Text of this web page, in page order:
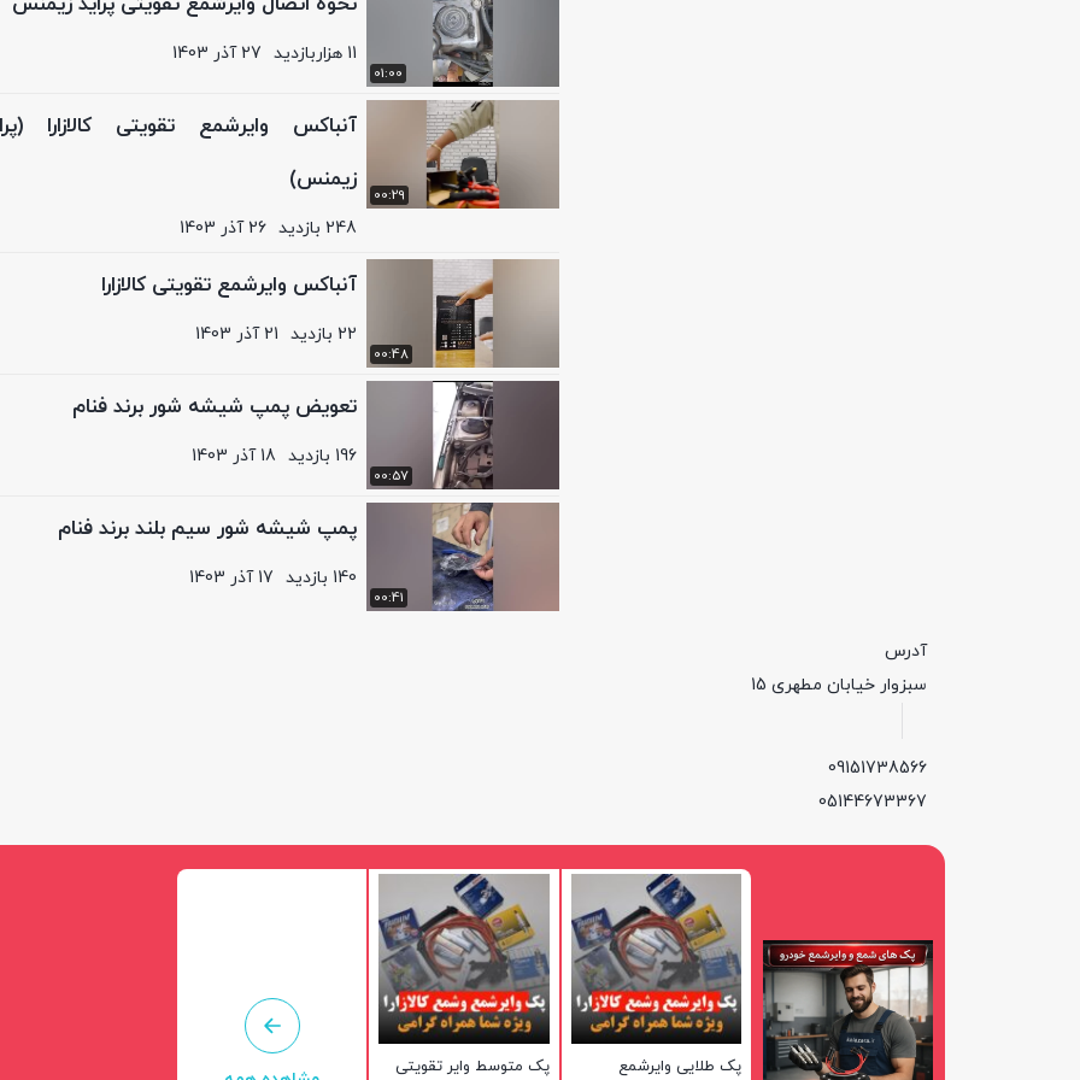
01:00
11 هزاربازدید 27 آذر 1403
00:29
آنباکس وایرشمع تقویتی کالازارا
زیمنس)
248 بازدید 26 آذر 1403
00:48
آنباکس وایرشمع تقویتی کالازارا
22 بازدید 21 آذر 1403
00:57
تعویض پمپ شیشه شور برند فنام
196 بازدید 18 آذر 1403
00:41
پمپ شیشه شور سیم بلند برند فنام
140 بازدید 17 آذر 1403
آدرس
سبزوار خیابان مطهری 15
09151738566
05144673367
پک طلایی وایرشمع پک متوسط وایر تقویتی